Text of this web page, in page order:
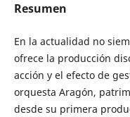
Resumen
En la actualidad no
ofrece la producción
acción y el efecto de
orquesta Aragón,
desde su primera